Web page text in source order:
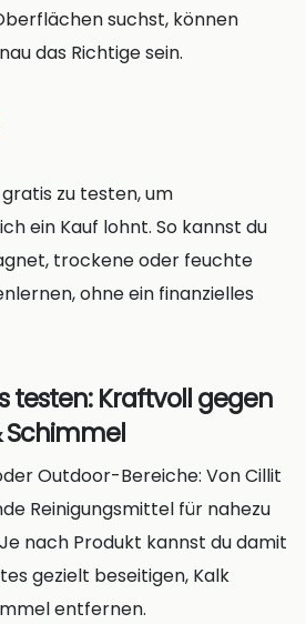
suchst, können
das Richtige sein.
zu testen, um
ein Kauf lohnt. So kannst du
trockene oder feuchte
ohne ein finanzielles
testen: Kraftvoll gegen
Schimmel
Outdoor-Bereiche: Von Cillit
Reinigungsmittel für nahezu
nach Produkt kannst du damit
gezielt beseitigen, Kalk
entfernen.